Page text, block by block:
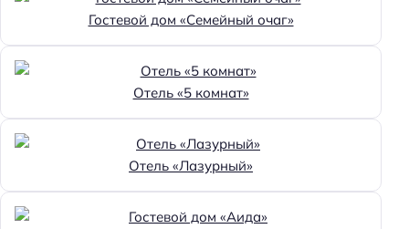
Гостевой дом «Семейный очаг»
Отель «5 комнат»
Отель «Лазурный»